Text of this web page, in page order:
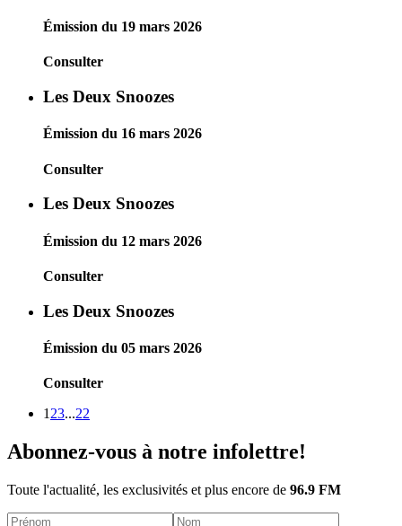
Émission du 19 mars 2026
Consulter
Les Deux Snoozes
Émission du 16 mars 2026
Consulter
Les Deux Snoozes
Émission du 12 mars 2026
Consulter
Les Deux Snoozes
Émission du 05 mars 2026
Consulter
1 23...22
Abonnez-vous à notre infolettre!
Toute l'actualité, les exclusivités et plus encore de 96.9 FM